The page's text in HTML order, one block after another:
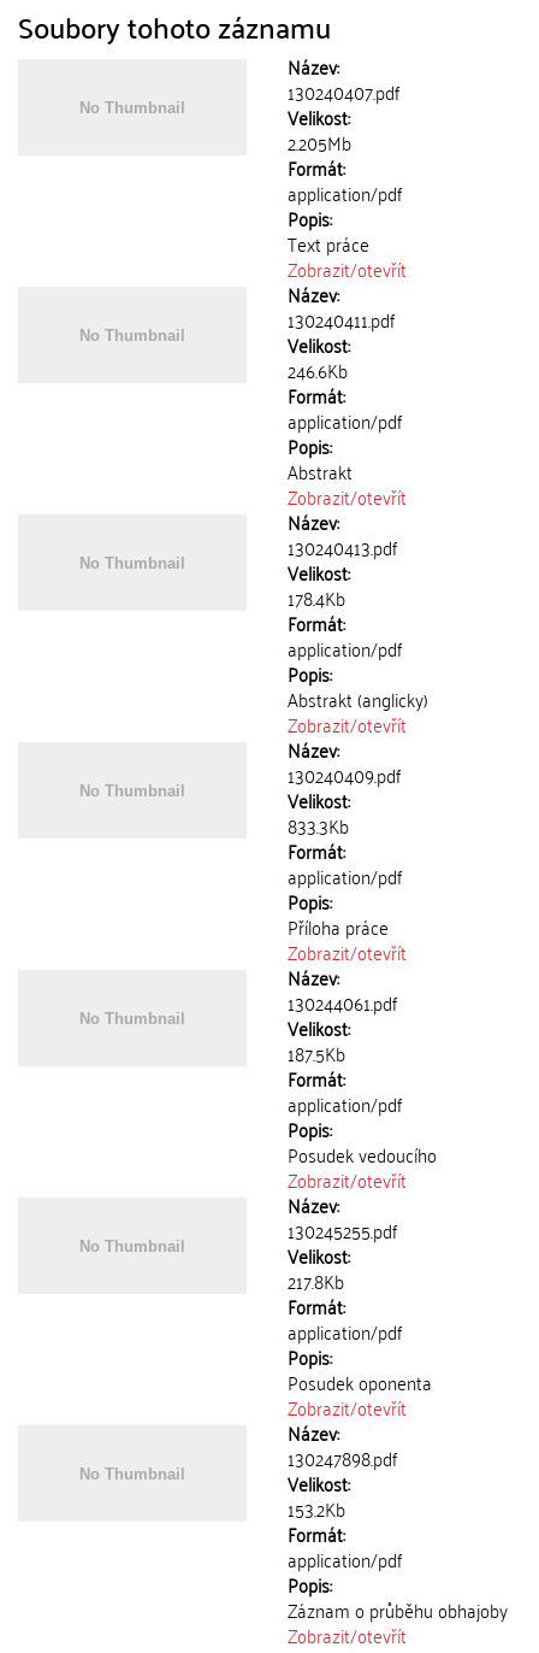
Soubory tohoto záznamu
Název:
130240407.pdf
Velikost:
2.205Mb
Formát:
application/pdf
Popis:
Text práce
Zobrazit/otevřít
Název:
130240411.pdf
Velikost:
246.6Kb
Formát:
application/pdf
Popis:
Abstrakt
Zobrazit/otevřít
Název:
130240413.pdf
Velikost:
178.4Kb
Formát:
application/pdf
Popis:
Abstrakt (anglicky)
Zobrazit/otevřít
Název:
130240409.pdf
Velikost:
833.3Kb
Formát:
application/pdf
Popis:
Příloha práce
Zobrazit/otevřít
Název:
130244061.pdf
Velikost:
187.5Kb
Formát:
application/pdf
Popis:
Posudek vedoucího
Zobrazit/otevřít
Název:
130245255.pdf
Velikost:
217.8Kb
Formát:
application/pdf
Popis:
Posudek oponenta
Zobrazit/otevřít
Název:
130247898.pdf
Velikost:
153.2Kb
Formát:
application/pdf
Popis:
Záznam o průběhu obhajoby
Zobrazit/otevřít